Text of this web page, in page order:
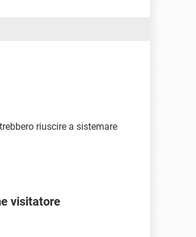
riuscire a sistemare
visitatore